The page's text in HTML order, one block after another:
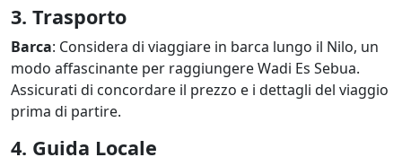
3. Trasporto
Barca: Considera di viaggiare in barca lungo il Nilo, un
modo affascinante per raggiungere Wadi Es Sebua.
Assicurati di concordare il prezzo e i dettagli del viaggio
prima di partire.
4. Guida Locale